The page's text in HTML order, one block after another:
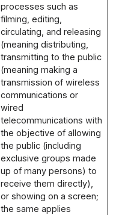
processes such as
filming, editing,
circulating, and releasing
(meaning distributing,
transmitting to the public
(meaning making a
transmission of wireless
communications or
wired
telecommunications with
the objective of allowing
the public (including
exclusive groups made
up of many persons) to
receive them directly),
or showing on a screen;
the same applies